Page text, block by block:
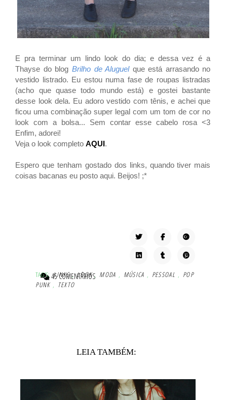
E pra terminar um lindo look do dia; e dessa vez é a
Thayse do blog Brilho de Aluguelque está arrasando no
vestido listrado. Eu estou numa fase de roupas listradas
(acho que quase todo mundo está) e gostei bastante
desse look dela. Eu adoro vestido com tênis, e achei que
ficou uma combinação super legal com um tom de cor no
look com a bolsa... Sem contar esse cabelo rosa <3
Enfim, adorei!
Veja o look completoAQUI.
Espero que tenham gostado dos links, quando tiver mais
coisas bacanas eu posto aqui. Beijos! ;*
45 COMENTÁRIOS
TAG'S: LINKS , LOOK , MODA , MÚSICA , PESSOAL , POP
PUNK , TEXTO
LEIA TAMBÉM: